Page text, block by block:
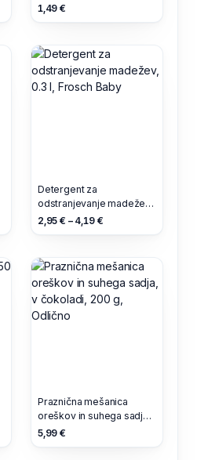
1,49 €
Detergent za
odstranjevanje madežev,
0.3 l, Frosch Baby
2,95 € – 4,19 €
Praznična mešanica
oreškov in suhega sadja,
v čokoladi, 200 g,
5,99 €